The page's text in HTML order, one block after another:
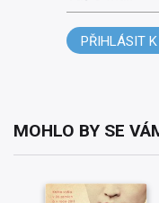
PŘIHLÁSIT K
MOHLO BY SE